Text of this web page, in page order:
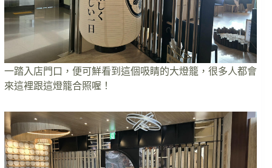
一踏入店門口，便可鮮看到這個吸睛的大燈籠，很多人都會
來這裡跟這燈籠合照喔！